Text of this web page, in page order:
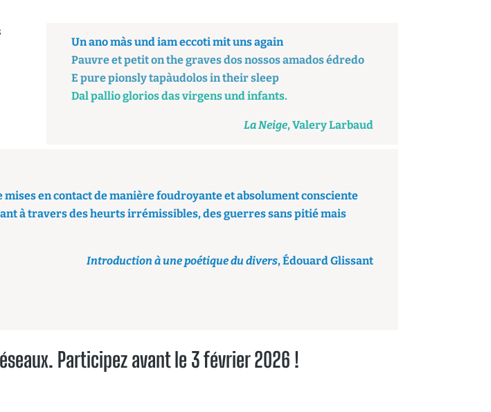
Un ano màs und iam eccoti mit uns again
Pauvre et petit on the graves dos nossos amados édredo
E pure pionsly tapàudolos in their sleep
Dal pallio glorios das virgens und infants.
La Neige, Valery Larbaud
en contact de manière foudroyante et absolument consciente
à travers des heurts irrémissibles, des guerres sans pitié mais
Introduction à une poétique du divers, Édouard Glissant
Participez avant le 3 février 2026 !